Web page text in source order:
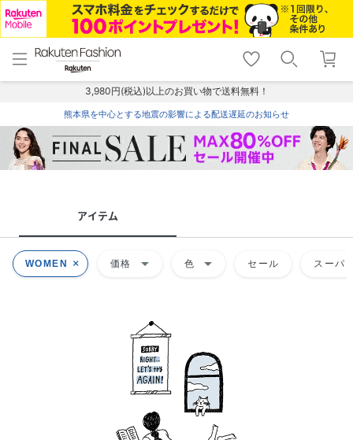
menu home
トップ
shopping_cart lock_outline
ログイン
3,980円(税込)以上のお買い物で送料無料！
熊本県を中心とする地震の影響による配送遅延のお知らせ
アイテム
WOMEN 価格 arrow_drop_down 色 arrow_drop_down セール スーパ